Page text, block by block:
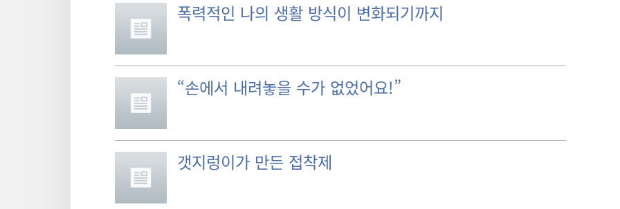
폭력적인 나의 생활 방식이 변화되기까지
“손에서 내려놓을 수가 없었어요!”
갯지렁이가 만든 접착제